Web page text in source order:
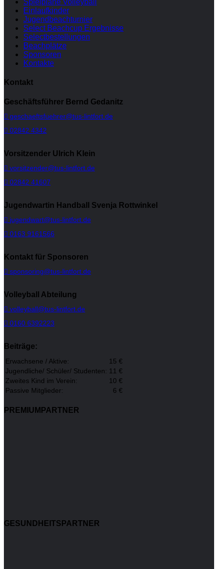
Spielpläne Volleyball
Einlaufkinder
Jugendbeachturnier
Select Beachcup Ergebnisse
Selectbestellungen
Beachplätze
Sponsoren
Kontakte
Kontakt
Geschäftsführer Bernd Gedanitz
geschaeftsfuehrer@tus-lintfort.de
02842 4342
Vorsitzender Ulrich Klein
vorsitzender@tus-lintfort.de
02842 41607
Jugendwartin Handball Svenja Rottwinkel
jugendwart@tus-lintfort.de
0163 9161566
Kontakt für Sponsoren
sponsoring@tus-lintfort.de
Volleyball Abteilung
volleyball@tus-lintfort.de
0160 6392223
Beiträge:
Erwachsene / Aktive:
15 €
Jugendliche/ Schüler/ Studenten: 11 €
Zweites Kind im Verein:
10 €
Passive Mitglieder:
6 €
PREMIUMPARTNER
GESUNDHEITSPARTNER